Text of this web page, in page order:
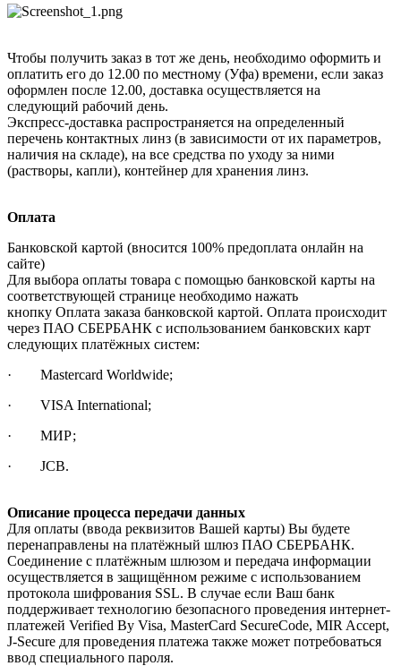
Чтобы получить заказ в тот же день, необходимо оформить и
оплатить его до 12.00 по местному (Уфа) времени, если заказ
оформлен после 12.00, доставка осуществляется на
следующий рабочий день.
Экспресс-доставка распространяется на определенный
перечень контактных линз (в зависимости от их параметров,
наличия на складе), на все средства по уходу за ними
(растворы, капли), контейнер для хранения линз.
Оплата
Банковской картой (вносится 100% предоплата онлайн на
сайте)
Для выбора оплаты товара с помощью банковской карты на
соответствующей странице необходимо нажать
кнопку Оплата заказа банковской картой. Оплата происходит
через ПАО СБЕРБАНК с использованием банковских карт
следующих платёжных систем:
· Mastercard Worldwide;
· VISA International;
· МИР;
· JCB.
Описание процесса передачи данных
Для оплаты (ввода реквизитов Вашей карты) Вы будете
перенаправлены на платёжный шлюз ПАО СБЕРБАНК.
Соединение с платёжным шлюзом и передача информации
осуществляется в защищённом режиме с использованием
протокола шифрования SSL. В случае если Ваш банк
поддерживает технологию безопасного проведения интернет-
платежей Verified By Visa, MasterCard SecureCode, MIR Accept,
J-Secure для проведения платежа также может потребоваться
ввод специального пароля.